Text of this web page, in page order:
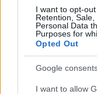
I want to opt-
Retention,
Personal Data
Purposes for
Opted Out
Google
I want to allow
Ακολουθήστε το
πρώτοι όλες τις